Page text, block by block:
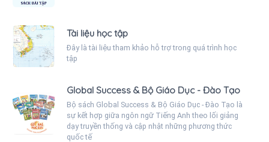
Tài liệu học tập
Đây là tài liệu tham khảo hỗ trợ trong quá trình học
tập
Global Success & Bộ Giáo Dục - Đào Tạo
Bộ sách Global Success & Bộ Giáo Dục - Đào Tạo là
sự kết hợp giữa ngôn ngữ Tiếng Anh theo lối giảng
dạy truyền thống và cập nhật những phương thức
quốc tế